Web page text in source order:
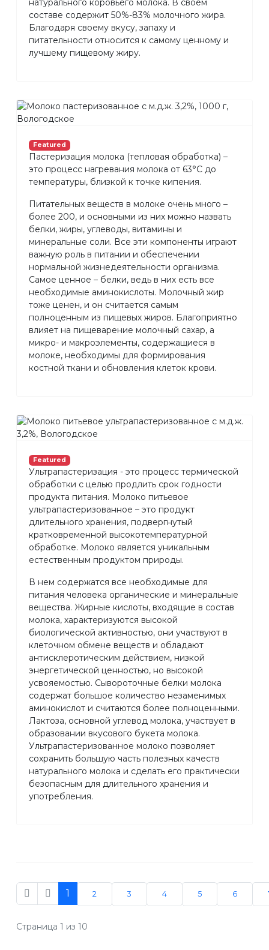
натурального коровьего молока. В своем
составе содержит 50%-83% молочного жира.
Благодаря своему вкусу, запаху и
питательности относится к самому ценному и
лучшему пищевому жиру.
Featured
Пастеризация молока (тепловая обработка) –
это процесс нагревания молока от 63°С до
температуры, близкой к точке кипения.
Питательных веществ в молоке очень много –
более 200, и основными из них можно назвать
белки, жиры, углеводы, витамины и
минеральные соли. Все эти компоненты играют
важную роль в питании и обеспечении
нормальной жизнедеятельности организма.
Самое ценное – белки, ведь в них есть все
необходимые аминокислоты. Молочный жир
тоже ценен, и он считается самым
полноценным из пищевых жиров. Благоприятно
влияет на пищеварение молочный сахар, а
микро- и макроэлементы, содержащиеся в
молоке, необходимы для формирования
костной ткани и обновления клеток крови.
Featured
Ультрапастеризация - это процесс термической
обработки с целью продлить срок годности
продукта питания. Молоко питьевое
ультрапастеризованное – это продукт
длительного хранения, подвергнутый
кратковременной высокотемпературной
обработке. Молоко является уникальным
естественным продуктом природы.
В нем содержатся все необходимые для
питания человека органические и минеральные
вещества. Жирные кислоты, входящие в состав
молока, характеризуются высокой
биологической активностью, они участвуют в
клеточном обмене веществ и обладают
антисклеротическим действием, низкой
энергетической ценностью, но высокой
усвояемостью. Сывороточные белки молока
содержат большое количество незаменимых
аминокислот и считаются более полноценными.
Лактоза, основной углевод молока, участвует в
образовании вкусового букета молока.
Ультрапастеризованное молоко позволяет
сохранить большую часть полезных качеств
натурального молока и сделать его практически
безопасным для длительного хранения и
употребления.
1 2 3 4 5 6
Страница 1 из 10